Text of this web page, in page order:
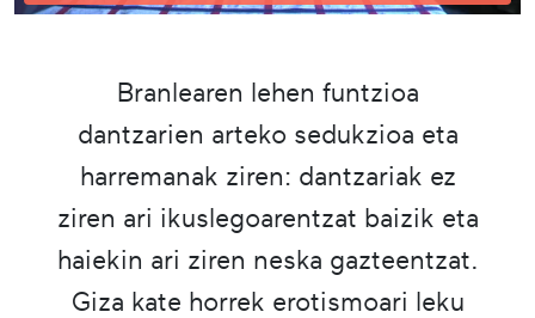
Branlearen lehen funtzioa
dantzarien arteko sedukzioa eta
harremanak ziren: dantzariak ez
ziren ari ikuslegoarentzat baizik eta
haiekin ari ziren neska gazteentzat.
Giza kate horrek erotismoari leku